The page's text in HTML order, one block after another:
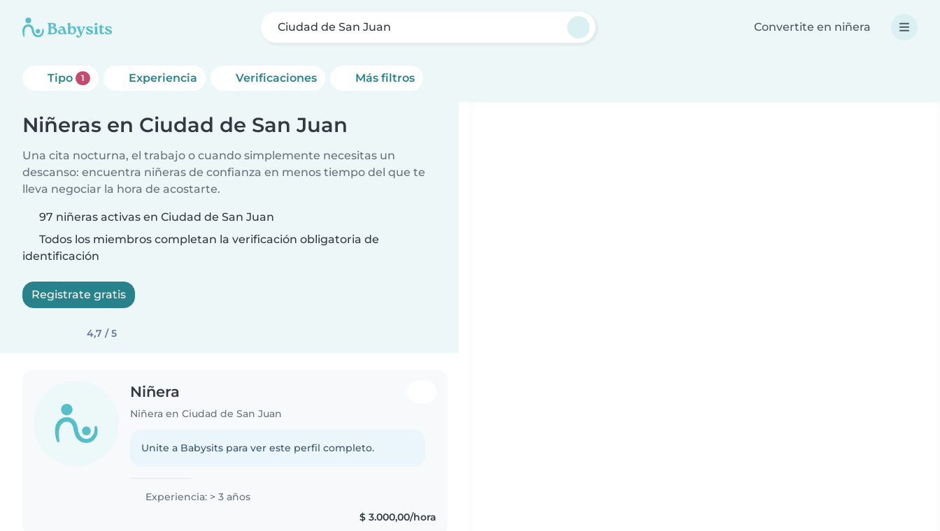
Ciudad de San Juan Convertite en niñera
Tipo 1 Experiencia Verificaciones Más filtros
Niñeras en Ciudad de San Juan
Una cita nocturna, el trabajo o cuando simplemente necesitas un
descanso: encuentra niñeras de confianza en menos tiempo del que te
lleva negociar la hora de acostarte.
97 niñeras activas en Ciudad de San Juan
Todos los miembros completan la verificación obligatoria de
identificación
Registrate gratis
4,7 / 5
Niñera
Niñera en Ciudad de San Juan
Unite a Babysits para ver este perfil completo.
Experiencia: > 3 años
$ 3.000,00/hora